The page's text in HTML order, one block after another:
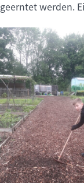
geerntet werden.